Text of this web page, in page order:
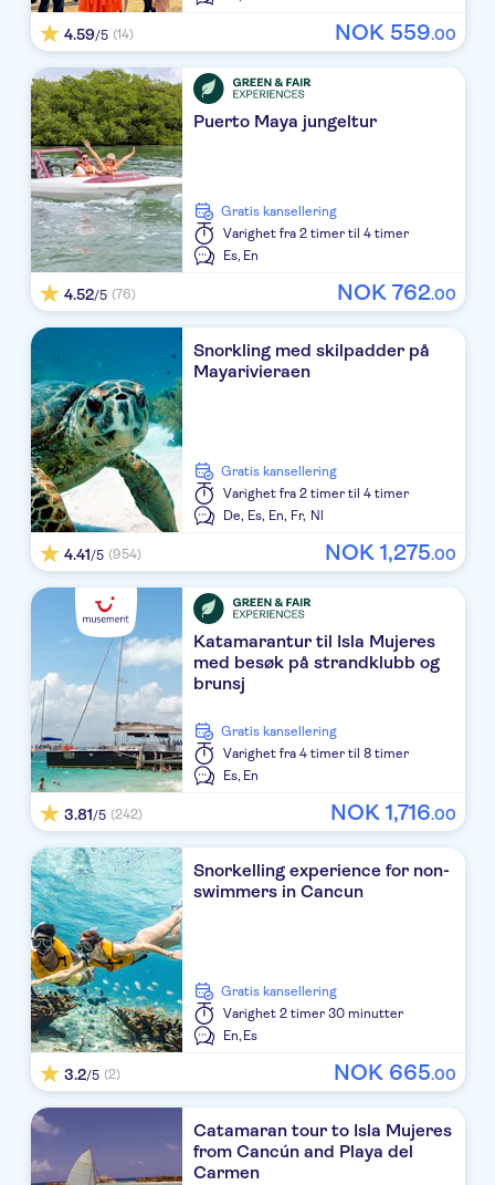
CasaMagna Marriott Cancun Resort
Finest Playa Mujeres by Excellence Group
Iberostar Tucan All Inclusive
RIU Lupita
Viva Wyndham Maya All Inclusive
RIU Playacar
RIU Yucatan
Celuisma Dos Playas
Club Riu Tequila All Inclusive
Grand Riviera Princess
Catalonia Playa Maroma All Inclusive
RIU Riviera Maya
Sandos Caracol - Eco Resort & Spa/ Select Club
Ocean Riviera Paradise
RIU Mexico
Allegro Playacar All Inclusive Resort
BlueBay Grand Esmeralda All Inclusive
NYX Hotel Cancun
Paradisus La Esmeralda Playa del Carmen
Le Blanc Spa Palace
Live Aqua Cancun
Beachscape Kin Ha Villas & Suites
4.59/5 (14) NOK 559.00
Puerto Maya jungeltur
Gratis kansellering
Varighet fra 2 timer til 4 timer
Es, En
4.52/5 (76) NOK 762.00
Snorkling med skilpadder på
Mayarivieraen
Gratis kansellering
Varighet fra 2 timer til 4 timer
De, Es, En, Fr, Nl
4.41/5 (954) NOK 1,275.00
Katamarantur til Isla Mujeres
med besøk på strandklubb og
brunsj
Gratis kansellering
Varighet fra 4 timer til 8 timer
Es, En
3.81/5 (242) NOK 1,716.00
Snorkelling experience for non-
swimmers in Cancun
Gratis kansellering
Varighet 2 timer 30 minutter
En,Es
3.2/5 (2) NOK 665.00
Catamaran tour to Isla Mujeres
from Cancún and Playa del
Carmen